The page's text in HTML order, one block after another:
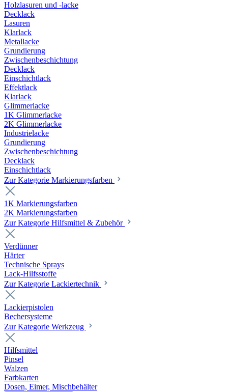
Holzlasuren und -lacke
Decklack
Lasuren
Klarlack
Metallacke
Grundierung
Zwischenbeschichtung
Decklack
Einschichtlack
Effektlack
Klarlack
Glimmerlacke
1K Glimmerlacke
2K Glimmerlacke
Industrielacke
Grundierung
Zwischenbeschichtung
Decklack
Einschichtlack
Zur Kategorie Markierungsfarben
1K Markierungsfarben
2K Markierungsfarben
Zur Kategorie Hilfsmittel & Zubehör
Verdünner
Härter
Technische Sprays
Lack-Hilfsstoffe
Zur Kategorie Lackiertechnik
Lackierpistolen
Bechersysteme
Zur Kategorie Werkzeug
Hilfsmittel
Pinsel
Walzen
Farbkarten
Dosen, Eimer, Mischbehälter